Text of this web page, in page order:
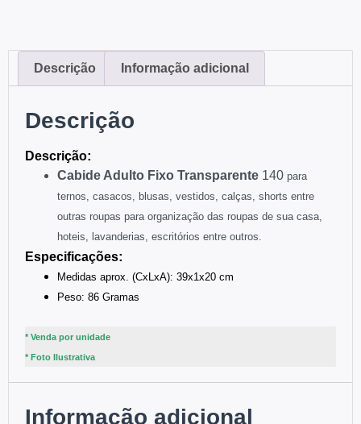
Descrição Informação adicional
Descrição
Descrição:
Cabide Adulto Fixo Transparente 140 para
ternos, casacos, blusas, vestidos, calças, shorts entre
outras roupas para organização das roupas de sua casa,
hoteis, lavanderias, escritórios entre outros.
Especificações:
Medidas aprox. (CxLxA): 39x1x20 cm
Peso: 86 Gramas
* Venda por unidade
* Foto Ilustrativa
Informação adicional